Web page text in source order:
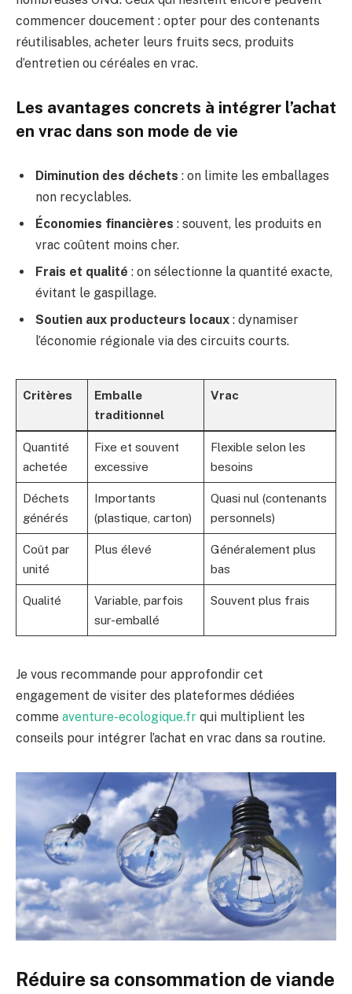
commencer doucement : opter pour des contenants
réutilisables, acheter leurs fruits secs, produits
d’entretien ou céréales en vrac.
Les avantages concrets à intégrer l’achat
en vrac dans son mode de vie
Diminution des déchets : on limite les emballages
non recyclables.
Économies financières : souvent, les produits en
vrac coûtent moins cher.
Frais et qualité : on sélectionne la quantité exacte,
évitant le gaspillage.
Soutien aux producteurs locaux : dynamiser
l’économie régionale via des circuits courts.
Critères
Emballe
traditionnel
Vrac
Quantité
achetée
Fixe et souvent
excessive
Flexible selon les
besoins
Déchets
générés
Importants
(plastique, carton)
Quasi nul (contenants
personnels)
Coût par
unité
Plus élevé
Généralement plus
bas
Qualité
Variable, parfois
sur-emballé
Souvent plus frais
Je vous recommande pour approfondir cet
engagement de visiter des plateformes dédiées
comme aventure-ecologique.fr qui multiplient les
conseils pour intégrer l’achat en vrac dans sa routine.
Réduire sa consommation de viande